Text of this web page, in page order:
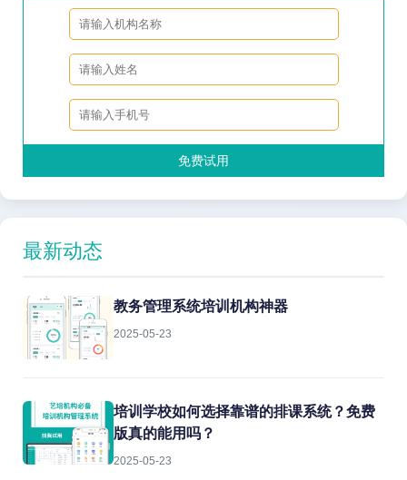
免费试用
最新动态
教务管理系统培训机构神器
2025-05-23
培训学校如何选择靠谱的排课系统？免费
版真的能用吗？
2025-05-23